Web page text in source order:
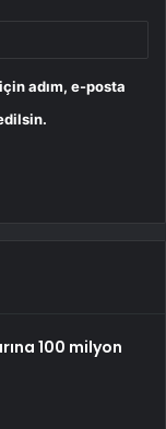
adım, e-posta
100 milyon